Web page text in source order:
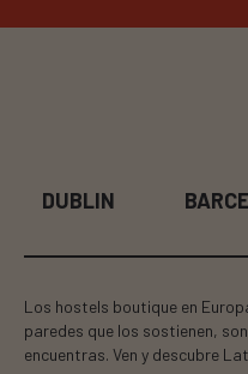
BARCELONA
Los hostels boutique en
paredes que los sostienen,
encuentras. Ven y descubre